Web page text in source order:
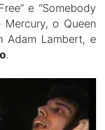
e “Somebody
Mercury, o Queen
Adam Lambert, e
.